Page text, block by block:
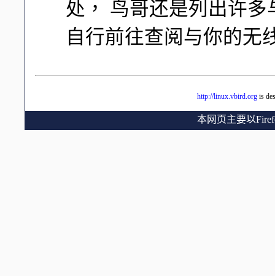
处， 鸟哥还是列出许
自行前往查阅与你的无
http://linux.vbird.org is
本网页主要以